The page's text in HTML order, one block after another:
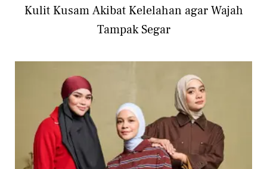
Kulit Kusam Akibat Kelelahan agar Wajah
Tampak Segar